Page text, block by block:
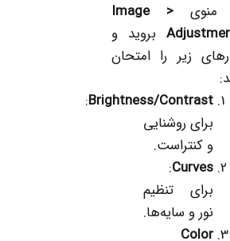
منوی Image >
بروید و
زیر را امتحان
Brightness/Contrast
:
برای روشنایی
و کنتراست.
Curves
:
برای تنظیم
نور و سایه‌ها.
Color